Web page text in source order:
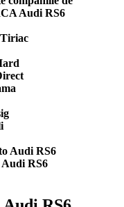
Audi RS6
Audi RS6
RS6